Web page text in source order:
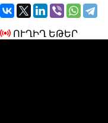
ՈՒՂԻՂ ԵԹԵՐ